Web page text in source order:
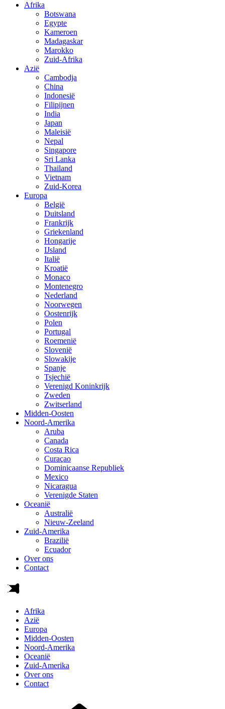
Afrika
Botswana
Egypte
Kameroen
Madagaskar
Marokko
Zuid-Afrika
Azië
Cambodja
China
Indonesië
Filipijnen
India
Japan
Maleisië
Nepal
Singapore
Sri Lanka
Thailand
Vietnam
Zuid-Korea
Europa
België
Duitsland
Frankrijk
Griekenland
Hongarije
IJsland
Italië
Kroatië
Monaco
Montenegro
Nederland
Noorwegen
Oostenrijk
Polen
Portugal
Roemenië
Slovenië
Slowakije
Spanje
Tsjechië
Verenigd Koninkrijk
Zweden
Zwitserland
Midden-Oosten
Noord-Amerika
Aruba
Canada
Costa Rica
Curaçao
Dominicaanse Republiek
Mexico
Nicaragua
Verenigde Staten
Oceanië
Australië
Nieuw-Zeeland
Zuid-Amerika
Brazilië
Ecuador
Over ons
Contact
Afrika
Azië
Europa
Midden-Oosten
Noord-Amerika
Oceanië
Zuid-Amerika
Over ons
Contact